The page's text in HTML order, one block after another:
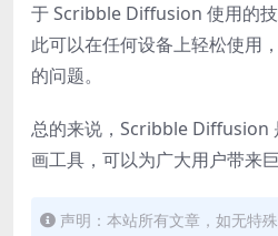
于 Scribble Diffusion 使用的
此可以在任何设备上轻松使用
的问题。
总的来说，Scribble Diffusion
画工具，可以为广大用户带来
声明：本站所有文章，如无特